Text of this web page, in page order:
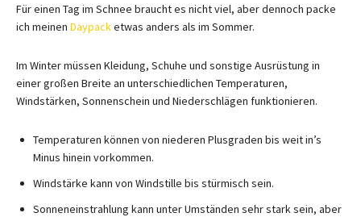
Für einen Tag im Schnee braucht es nicht viel, aber dennoch packe
ich meinen Daypacketwas anders als im Sommer.
Im Winter müssen Kleidung, Schuhe und sonstige Ausrüstung in
einer großen Breite an unterschiedlichen Temperaturen,
Windstärken, Sonnenschein und Niederschlägen funktionieren.
Temperaturen können von niederen Plusgraden bis weit in’s
Minus hinein vorkommen.
Windstärke kann von Windstille bis stürmisch sein.
Sonneneinstrahlung kann unter Umständen sehr stark sein, aber